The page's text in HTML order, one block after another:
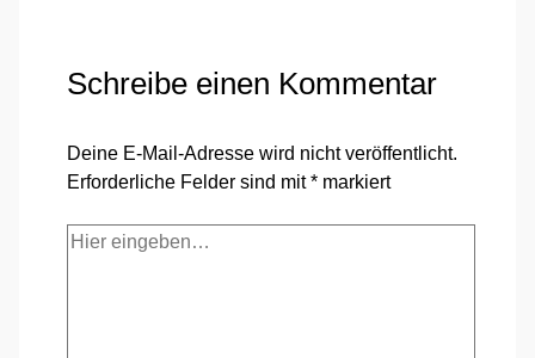
Schreibe einen Kommentar
Deine E-Mail-Adresse wird nicht veröffentlicht.
Erforderliche Felder sind mit* markiert
Hier